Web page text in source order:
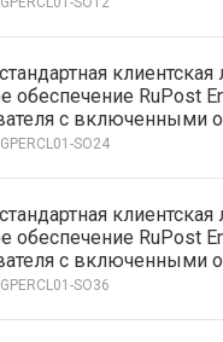
обеспечение RuPost
с включенными
SO24
обеспечение RuPost
с включенными
SO36